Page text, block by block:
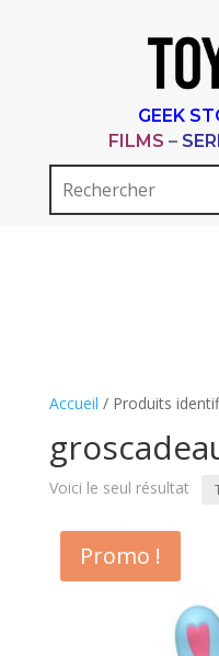
GEEK
FILMS –
Accueil / Produits
Voici le seul résultat
Promo !